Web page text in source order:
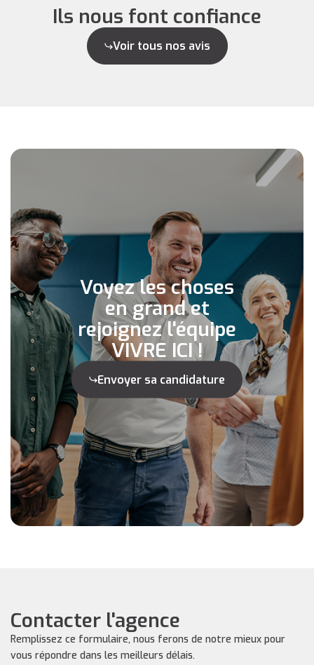
Ils nous font confiance
Voir tous nos avis
Voyez les choses
en grand et
rejoignez l'équipe
VIVRE ICI !
Envoyer sa candidature
Contacter l'agence
Remplissez ce formulaire, nous ferons de notre mieux pour
vous répondre dans les meilleurs délais.